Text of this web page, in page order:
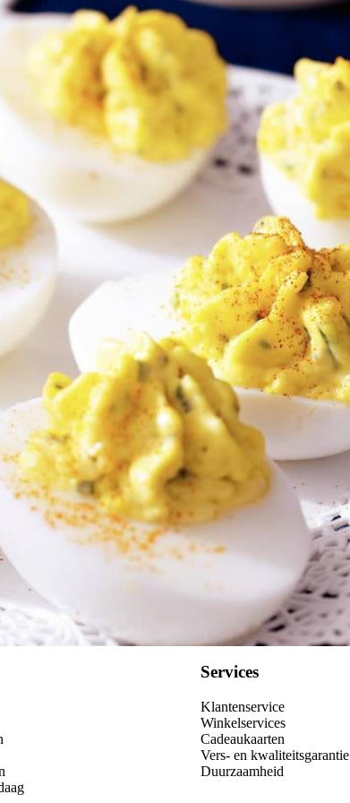
Kies producten
Wat vond je van dit recept?
Services
Klantenservice
Winkelservices
Cadeaukaarten
Vers- en kwaliteitsgarantie
Duurzaamheid